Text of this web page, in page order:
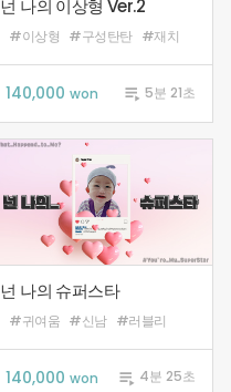
넌 나의 이상형 Ver.2
#이상형 #구성탄탄 #재치
140,000won 5분 21초
넌 나의 슈퍼스타
#귀여움 #신남 #러블리
140,000won  4분 25초